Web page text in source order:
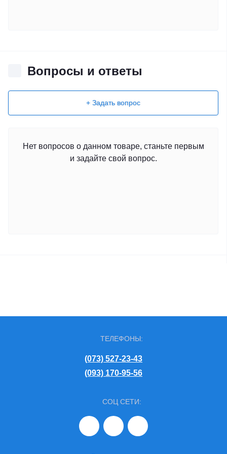
Вопросы и ответы
+ Задать вопрос
Нет вопросов о данном товаре, станьте первым
и задайте свой вопрос.
ТЕЛЕФОНЫ:
(073) 527-23-43
(093) 170-95-56
СОЦ СЕТИ: